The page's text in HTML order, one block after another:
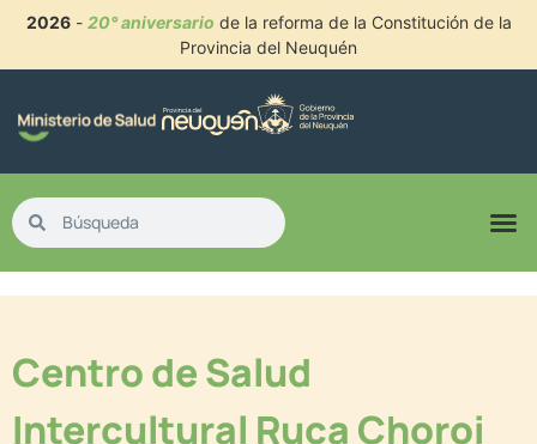
2026- 20° aniversario de la reforma de la Constitución de la
Provincia del Neuquén
Centro de Salud
Intercultural Ruca Choroi